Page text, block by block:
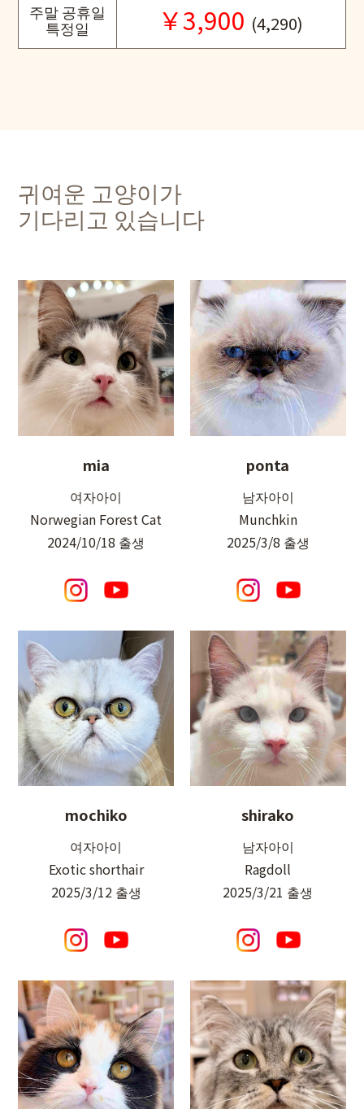
주말 공휴일
특정일 ￥3,900 (4,290)
귀여운 고양이가
기다리고 있습니다
mia
여자아이
Norwegian Forest Cat
2024/10/18 출생
ponta
남자아이
Munchkin
2025/3/8 출생
mochiko
여자아이
Exotic shorthair
2025/3/12 출생
shirako
남자아이
Ragdoll
2025/3/21 출생